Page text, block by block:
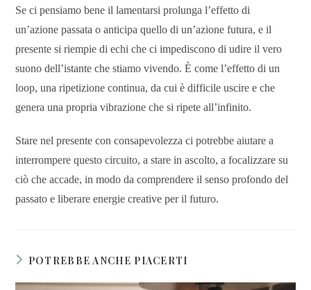
Se ci pensiamo bene il lamentarsi prolunga l’effetto di
un’azione passata o anticipa quello di un’azione futura, e il
presente si riempie di echi che ci impediscono di udire il vero
suono dell’istante che stiamo vivendo. È come l’effetto di un
loop, una ripetizione continua, da cui è difficile uscire e che
genera una propria vibrazione che si ripete all’infinito.
Stare nel presente con consapevolezza ci potrebbe aiutare a
interrompere questo circuito, a stare in ascolto, a focalizzare su
ciò che accade, in modo da comprendere il senso profondo del
passato e liberare energie creative per il futuro.
POTREBBE ANCHE PIACERTI